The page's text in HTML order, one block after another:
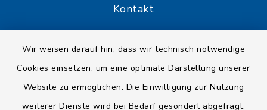
Wir weisen darauf hin, dass wir technisch notwendige
Cookies einsetzen, um eine optimale Darstellung unserer
Website zu ermöglichen. Die Einwilligung zur Nutzung
weiterer Dienste wird bei Bedarf gesondert abgefragt.
Kontakt
Datenschutz
Impressum